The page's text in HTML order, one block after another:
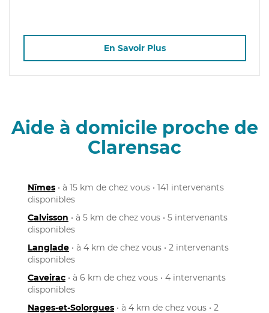
En Savoir Plus
Aide à domicile proche de
Clarensac
Nîmes • à 15 km de chez vous • 141 intervenants
disponibles
Calvisson • à 5 km de chez vous • 5 intervenants
disponibles
Langlade • à 4 km de chez vous • 2 intervenants
disponibles
Caveirac • à 6 km de chez vous • 4 intervenants
disponibles
Nages-et-Solorgues • à 4 km de chez vous • 2